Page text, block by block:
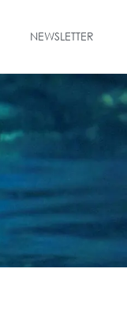
NEWSLETTER